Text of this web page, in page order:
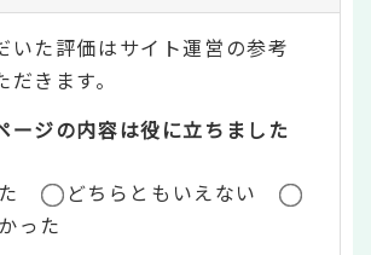
いた評価はサイト運営の参考
きます。
ージの内容は役に立ちました
どちらともいえない
った